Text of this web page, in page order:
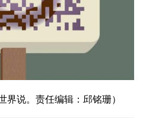
界说。责任编辑：邱铭珊）